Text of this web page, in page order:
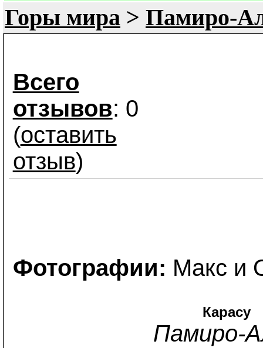
Горы мира > Памиро-
Всего
отзывов: 0
(оставить
отзыв)
Фотографии: Макс и
Карасу
Памиро-